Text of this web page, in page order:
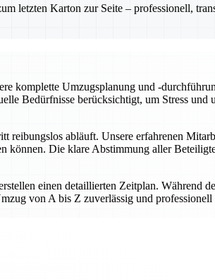
letzten Karton zur Seite – professionell,
komplette Umzugsplanung und -
Bedürfnisse berücksichtigt, um Stress und
reibungslos abläuft. Unsere erfahrenen
können. Die klare Abstimmung aller
einen detaillierten Zeitplan. Während
von A bis Z zuverlässig und